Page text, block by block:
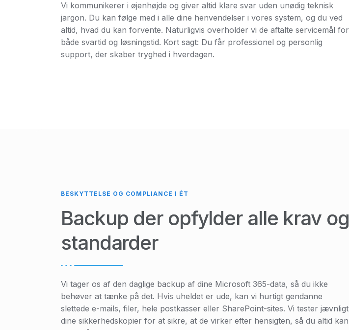
Vi kommunikerer i øjenhøjde og giver altid klare svar uden unødig teknisk
jargon. Du kan følge med i alle dine henvendelser i vores system, og du ved
altid, hvad du kan forvente. Naturligvis overholder vi de aftalte servicemål for
både svartid og løsningstid. Kort sagt: Du får professionel og personlig
support, der skaber tryghed i hverdagen.
BESKYTTELSE OG COMPLIANCE I ÉT
Backup der opfylder alle krav og
standarder
Vi tager os af den daglige backup af dine Microsoft 365-data, så du ikke
behøver at tænke på det. Hvis uheldet er ude, kan vi hurtigt gendanne
slettede e-mails, filer, hele postkasser eller SharePoint-sites. Vi tester jævnligt
dine sikkerhedskopier for at sikre, at de virker efter hensigten, så du altid kan